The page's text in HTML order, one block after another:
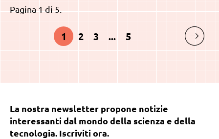
Pagina 1 di 5.
1 2 3 ... 5
La nostra newsletter propone notizie
interessanti dal mondo della scienza e della
tecnologia. Iscriviti ora.